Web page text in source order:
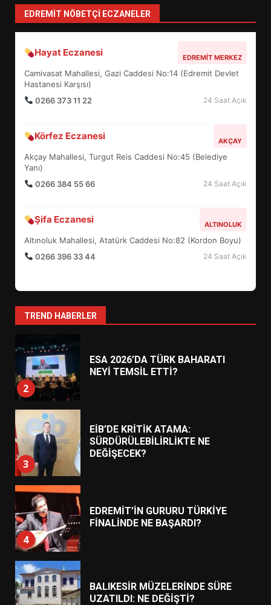
EDREMIT NÖBETÇI ECZANELER
Hayat Eczanesi EDREMIT MERKEZ
Camivasat Mahallesi, Gazi Caddesi No:14 (Edremit Devlet
Hastanesi Karşısı)
0266 373 11 22
24 Saat Açık
Körfez Eczanesi AKÇAY
Akçay Mahallesi, Turgut Reis Caddesi No:45 (Belediye
Yanı)
0266 384 55 66
24 Saat Açık
Şifa Eczanesi ALTINOLUK
Altınoluk Mahallesi, Atatürk Caddesi No:82 (Kordon Boyu)
0266 396 33 44
24 Saat Açık
TREND HABERLER
4
5
BALIKESİR MÜZELERİNDE SÜRE
UZATILDI: NE DEĞİŞTİ?
6
TURNUVASI KAYITLARI NEYİ
7
YENİ YÖNETİM NASIL
ŞEKİLLENDİ?
1
HAREKETE GEÇİYOR: GÖZLER
2
ESA 2026’DA TÜRK BAHARATI
NEYİ TEMSİL ETTİ?
3
EİB’DE KRİTİK ATAMA:
SÜRDÜRÜLEBİLİRLİKTE NE
DEĞİŞECEK?
4
EDREMİT’İN GURURU TÜRKİYE
FİNALİNDE NE BAŞARDI?
BALIKESİR MÜZELERİNDE SÜRE
UZATILDI: NE DEĞİŞTİ?